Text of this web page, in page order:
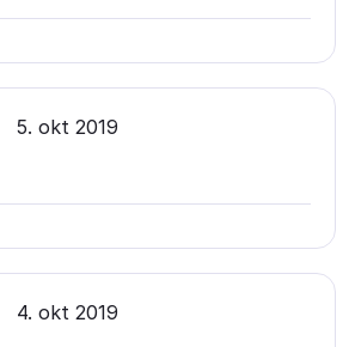
5. okt 2019
4. okt 2019